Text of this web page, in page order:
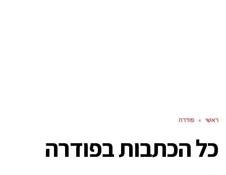
ראשי » פודרה
כל הכתבות בפודרה